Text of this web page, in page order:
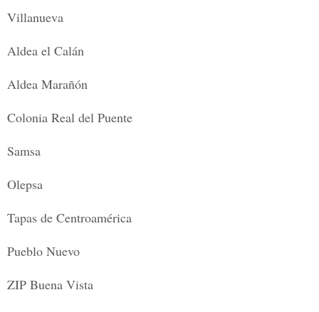
Villanueva
Aldea el Calán
Aldea Marañón
Colonia Real del Puente
Samsa
Olepsa
Tapas de Centroamérica
Pueblo Nuevo
ZIP Buena Vista